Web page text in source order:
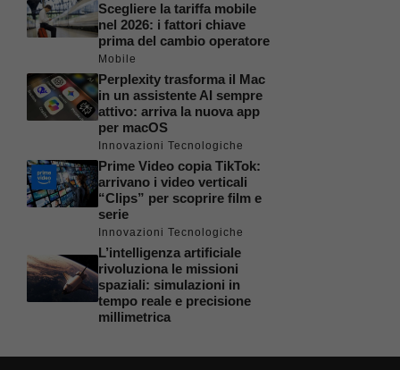
Scegliere la tariffa mobile
nel 2026: i fattori chiave
prima del cambio operatore
Mobile
Perplexity trasforma il Mac
in un assistente AI sempre
attivo: arriva la nuova app
per macOS
Innovazioni Tecnologiche
Prime Video copia TikTok:
arrivano i video verticali
“Clips” per scoprire film e
serie
Innovazioni Tecnologiche
L’intelligenza artificiale
rivoluziona le missioni
spaziali: simulazioni in
tempo reale e precisione
millimetrica